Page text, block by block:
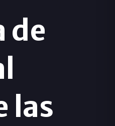
de
las